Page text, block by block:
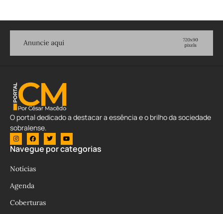
O portal dedicado a destacar a essência e o brilho da sociedade
sobralense.
Navegue por categorias
Notícias
Agenda
Coberturas